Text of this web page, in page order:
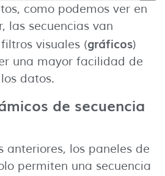
como podemos ver en
las secuencias van
visuales (gráficos)
una mayor facilidad de
datos.
de secuencia
anteriores, los paneles de
permiten una secuencia